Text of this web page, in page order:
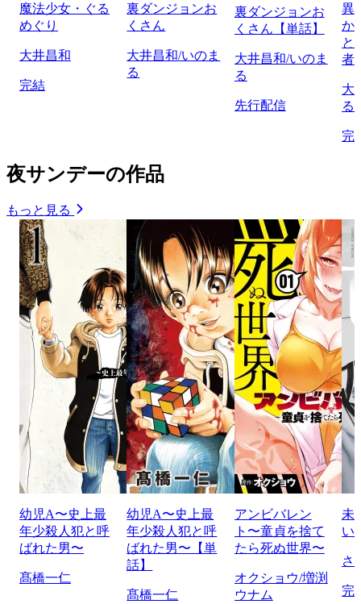
魔法少女・ぐる
めぐり
大井昌和
完結
裏ダンジョンお
くさん
大井昌和/いのま
る
裏ダンジョンお
くさん【単話】
大井昌和/いのま
る
先行配信
異
か
と
者
大
る
完
夜サンデーの作品
もっと見る
幼児A〜史上最
年少殺人犯と呼
ばれた男〜
髙橋一仁
幼児A〜史上最
年少殺人犯と呼
ばれた男〜【単
話】
髙橋一仁
アンビバレン
ト〜童貞を捨て
たら死ぬ世界〜
オクショウ/増渕
ウナム
未
い
さ
完